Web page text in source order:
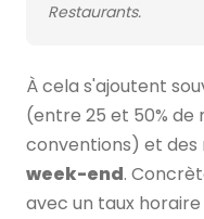
Restaurants.
À cela s'ajoutent
(entre 25 et 50% de
conventions) et des
week-end.
avec un taux